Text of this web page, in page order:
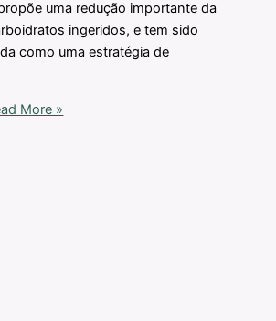
uma redução importante da
ingeridos, e tem sido
como uma estratégia de
More »